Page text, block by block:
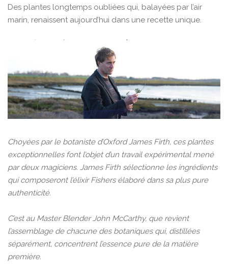
Des plantes longtemps oubliées qui, balayées par l’air
marin, renaissent aujourd’hui dans une recette unique.
Choyées par le botaniste d’Oxford James Firth, ces plantes
exceptionnelles font l’objet d’un travail expérimental mené
par deux magiciens. James Firth sélectionne les ingrédients
qui composeront l’élixir Fishers élaboré dans sa plus pure
authenticité.
C’est au Master Blender John McCarthy, que revient
l’assemblage de chacune des botaniques qui, distillées
séparément, concentrent l’essence pure de la matière
première.